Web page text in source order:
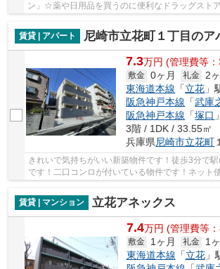
ン」☆薬や日用品を買うのに便利なドラッグスト
賃貸 | アパート
尼崎市立花町１丁目のア
7.3万円 (管理費等
敷金 0ヶ月 礼金
2
東海道本線 「立花 」
阪急神戸本線 「武庫
阪急神戸本線 「塚口
3階 / 1DK / 33.55㎡
兵庫県尼崎市立花町
きれいで気持ちがいい新築物件です！徒歩3分で
です！二口コンロが付いている物件です！ネット
賃貸 | マンション
立花アネックス
7.4万円 (管理費等
敷金 1ヶ月 礼金
1
東海道本線 「立花」